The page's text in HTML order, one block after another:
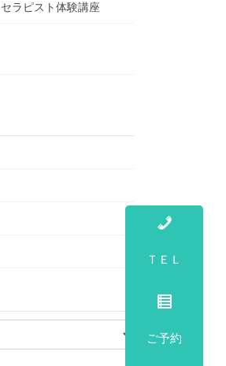
ラピスト体験講座
ＴＥＬ
ご予約